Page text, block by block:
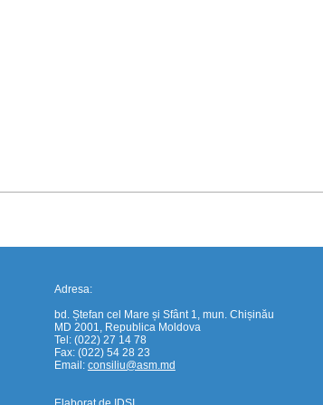
Adresa:
bd. Ștefan cel Mare și Sfânt 1, mun. Chișinău
MD 2001, Republica Moldova
Tel: (022) 27 14 78
Fax: (022) 54 28 23
Email: consiliu@asm.md